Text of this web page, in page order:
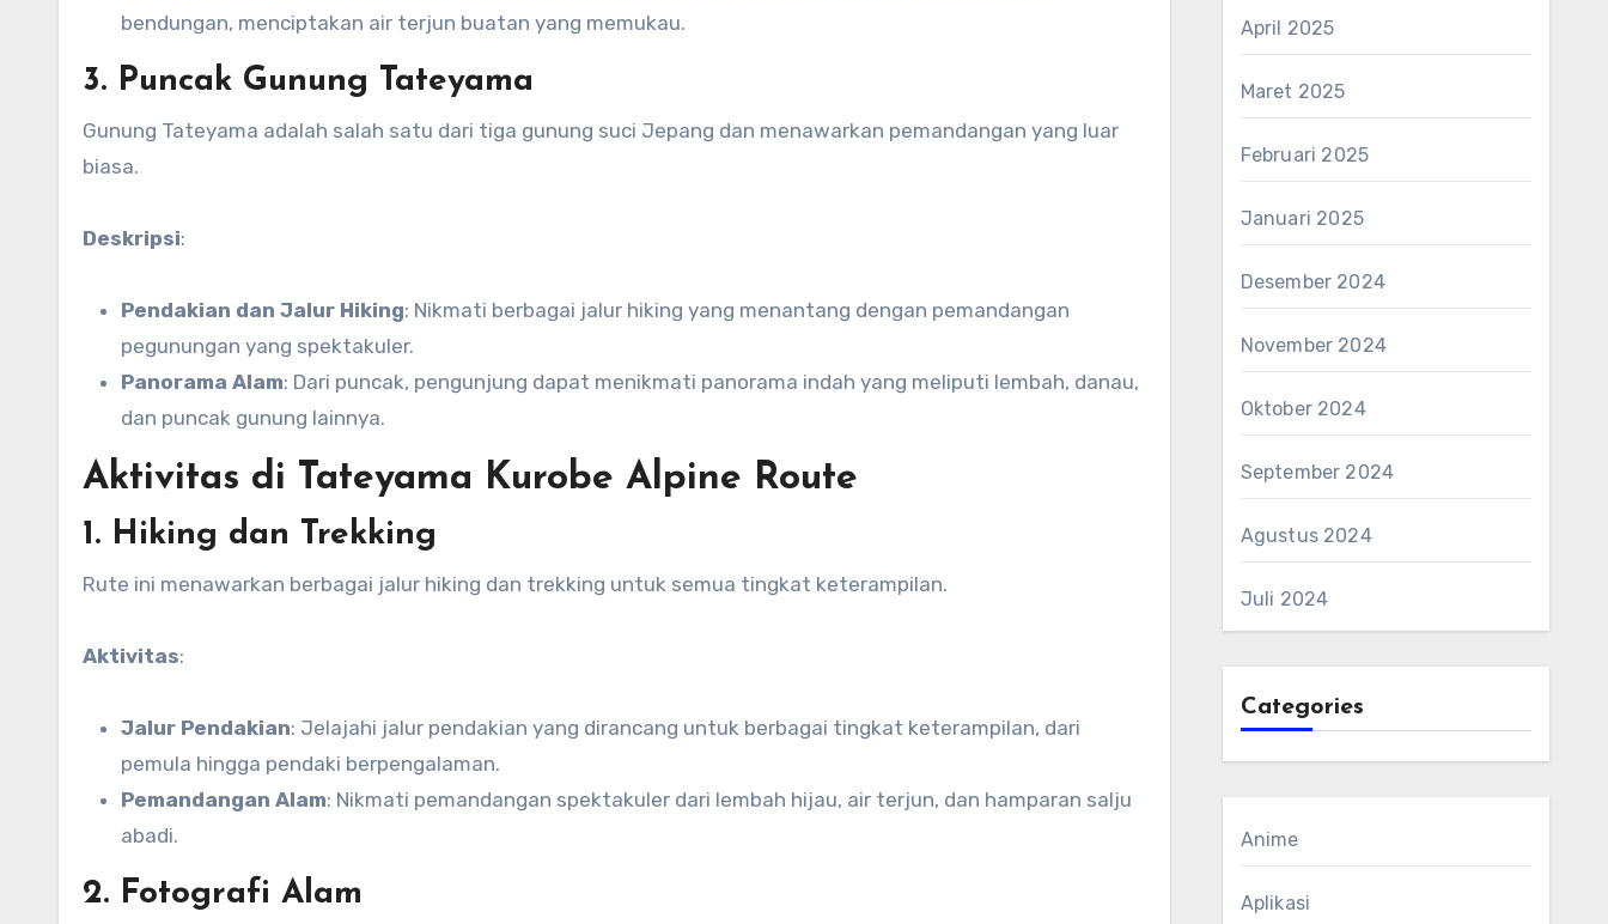
bendungan, menciptakan air terjun buatan yang memukau.
3. Puncak Gunung Tateyama
Gunung Tateyama adalah salah satu dari tiga gunung suci Jepang dan menawarkan pemandangan yang luar
biasa.
Deskripsi:
Pendakian dan Jalur Hiking: Nikmati berbagai jalur hiking yang menantang dengan pemandangan
pegunungan yang spektakuler.
Panorama Alam: Dari puncak, pengunjung dapat menikmati panorama indah yang meliputi lembah, danau,
dan puncak gunung lainnya.
Aktivitas di Tateyama Kurobe Alpine Route
1. Hiking dan Trekking
Rute ini menawarkan berbagai jalur hiking dan trekking untuk semua tingkat keterampilan.
Aktivitas:
Jalur Pendakian: Jelajahi jalur pendakian yang dirancang untuk berbagai tingkat keterampilan, dari
pemula hingga pendaki berpengalaman.
Pemandangan Alam: Nikmati pemandangan spektakuler dari lembah hijau, air terjun, dan hamparan salju
abadi.
2. Fotografi Alam
April 2025
Maret 2025
Februari 2025
Januari 2025
Desember 2024
November 2024
Oktober 2024
September 2024
Agustus 2024
Juli 2024
Categories
Anime
Aplikasi